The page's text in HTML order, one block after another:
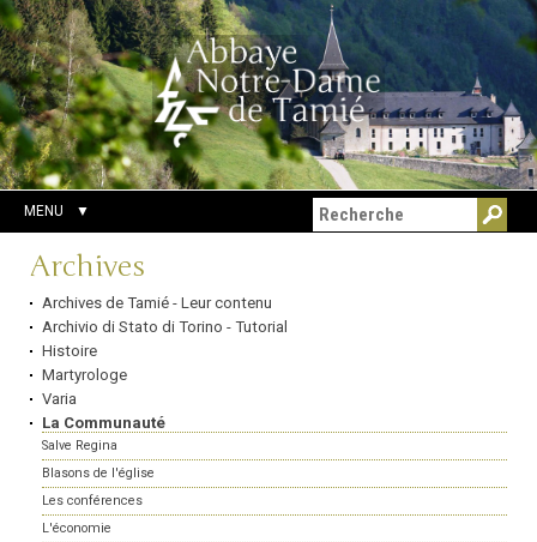
Aller
au
contenu.
|
Aller
à
la
navigation
Outils
personnels
Chercher par
Recherche
avancée…
MENU
Navigation
Archives
Archives de Tamié - Leur contenu
Archivio di Stato di Torino - Tutorial
Histoire
Martyrologe
Varia
La Communauté
Salve Regina
Blasons de l'église
Les conférences
L'économie